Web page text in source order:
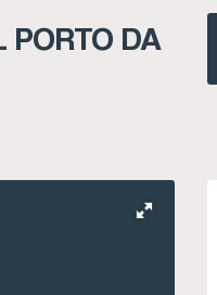
PORTO DA